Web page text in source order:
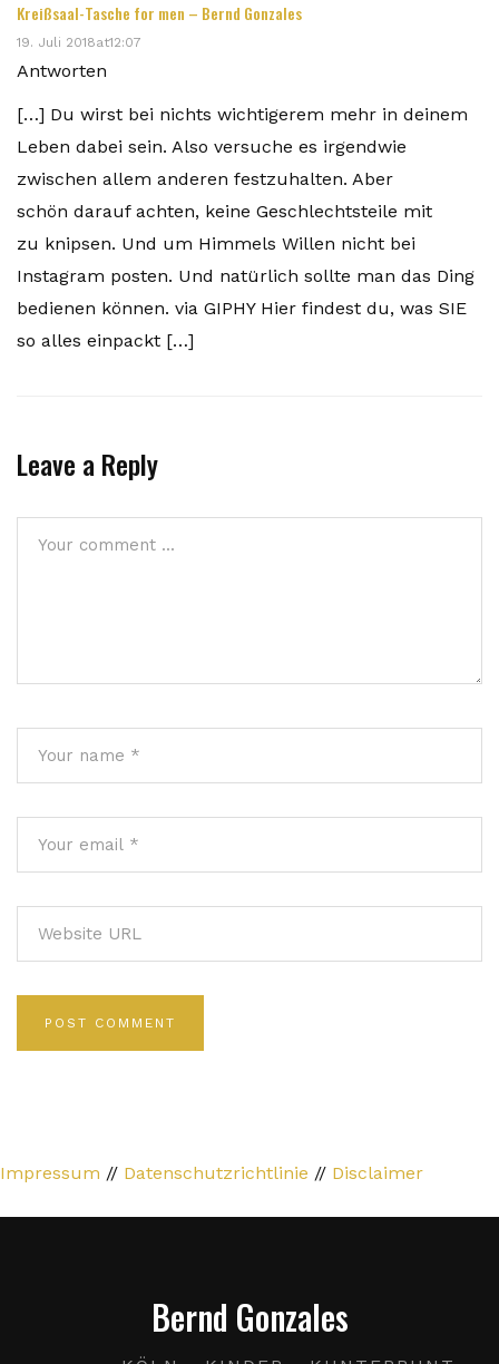
Kreißsaal-Tasche for men – Bernd Gonzales
19. Juli 2018at12:07
Antworten
[…] Du wirst bei nichts wichtigerem mehr in deinem
Leben dabei sein. Also versuche es irgendwie
zwischen allem anderen festzuhalten. Aber
schön darauf achten, keine Geschlechtsteile mit
zu knipsen. Und um Himmels Willen nicht bei
Instagram posten. Und natürlich sollte man das Ding
bedienen können. via GIPHY Hier findest du, was SIE
so alles einpackt […]
Leave a Reply
Impressum // Datenschutzrichtlinie // Disclaimer
Bernd Gonzales